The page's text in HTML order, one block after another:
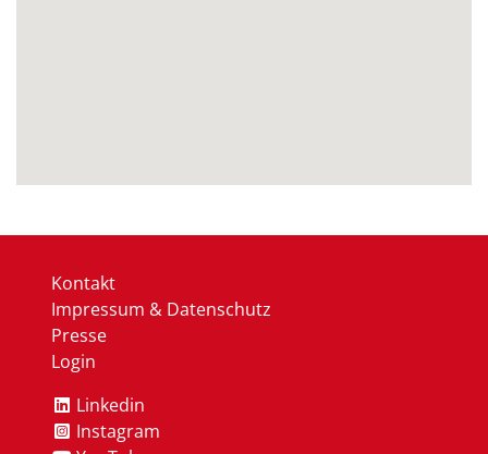
Kontakt
Impressum & Datenschutz
Presse
Login
Linkedin
Instagram